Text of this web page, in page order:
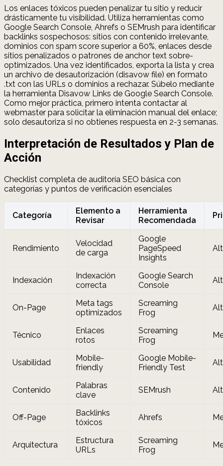
Los enlaces tóxicos pueden penalizar tu sitio y reducir
drásticamente tu visibilidad. Utiliza herramientas como
Google Search Console, Ahrefs o SEMrush para identificar
backlinks sospechosos: sitios con contenido irrelevante,
dominios con spam score superior a 60%, enlaces desde
sitios penalizados o patrones de anchor text sobre-
optimizados. Una vez identificados, exporta la lista y crea
un archivo de desautorización (disavow file) en formato
.txt con las URLs o dominios a rechazar. Súbelo mediante
la herramienta Disavow Links de Google Search Console.
Como mejor práctica, primero intenta contactar al
webmaster para solicitar la eliminación manual del enlace;
solo desautoriza si no obtienes respuesta en 2-3 semanas.
Interpretación de Resultados y Plan de
Acción
Checklist completa de auditoría SEO básica con
categorías y puntos de verificación esenciales
Categoría
Elemento a
Revisar
Herramienta
Recomendada
Rendimiento
Velocidad
de carga
Google
PageSpeed
Insights
Indexación
Indexación
correcta
Google Search
Console
On-Page
Meta tags
optimizados
Screaming
Frog
Técnico
Enlaces
rotos
Screaming
Frog
Usabilidad
Mobile-
friendly
Google Mobile-
Friendly Test
Contenido
Palabras
clave
SEMrush
Off-Page
Backlinks
tóxicos
Ahrefs
Arquitectura
Estructura
URLs
Screaming
Frog